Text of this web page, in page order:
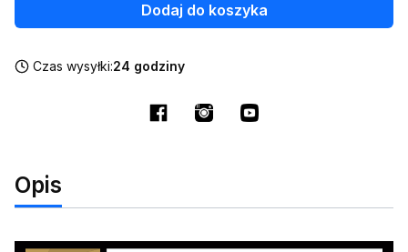
Dodaj do koszyka
Czas wysyłki:24 godziny
Opis